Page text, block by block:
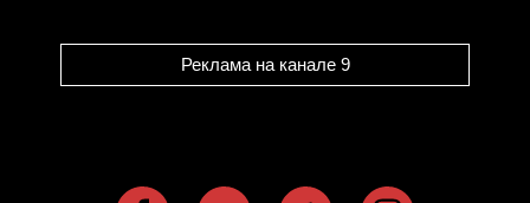
Реклама на канале 9